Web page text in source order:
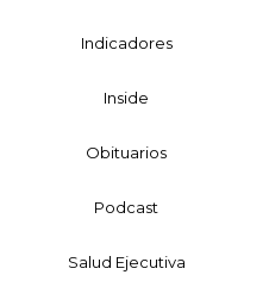
Indicadores
Inside
Obituarios
Podcast
Salud Ejecutiva